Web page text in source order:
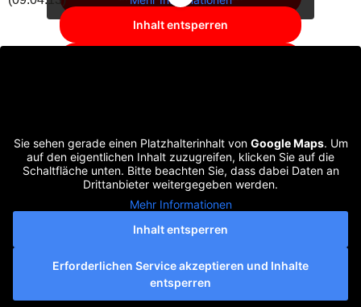
Inhalt entsperren
Sie sehen gerade einen Platzhalterinhalt von Google Maps. Um
auf den eigentlichen Inhalt zuzugreifen, klicken Sie auf die
Schaltfläche unten. Bitte beachten Sie, dass dabei Daten an
Drittanbieter weitergegeben werden.
Mehr Informationen
Inhalt entsperren
Erforderlichen Service akzeptieren und Inhalte
entsperren